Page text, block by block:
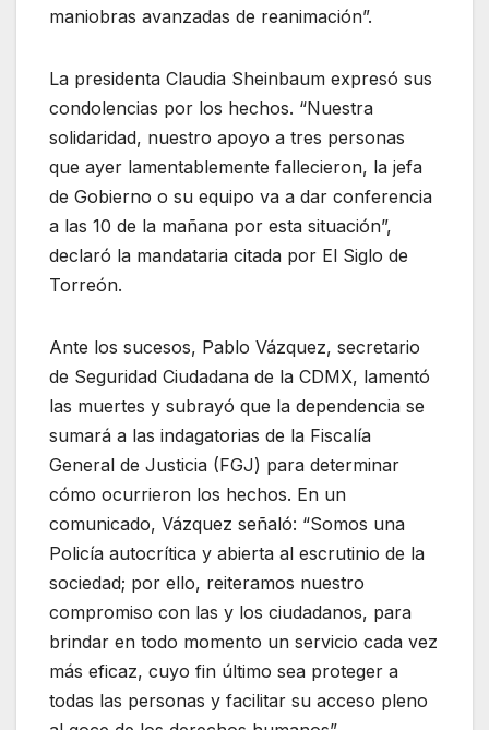
maniobras avanzadas de reanimación”.
La presidenta Claudia Sheinbaum expresó sus
condolencias por los hechos. “Nuestra
solidaridad, nuestro apoyo a tres personas
que ayer lamentablemente fallecieron, la jefa
de Gobierno o su equipo va a dar conferencia
a las 10 de la mañana por esta situación”,
declaró la mandataria citada por El Siglo de
Torreón.
Ante los sucesos, Pablo Vázquez, secretario
de Seguridad Ciudadana de la CDMX, lamentó
las muertes y subrayó que la dependencia se
sumará a las indagatorias de la Fiscalía
General de Justicia (FGJ) para determinar
cómo ocurrieron los hechos. En un
comunicado, Vázquez señaló: “Somos una
Policía autocrítica y abierta al escrutinio de la
sociedad; por ello, reiteramos nuestro
compromiso con las y los ciudadanos, para
brindar en todo momento un servicio cada vez
más eficaz, cuyo fin último sea proteger a
todas las personas y facilitar su acceso pleno